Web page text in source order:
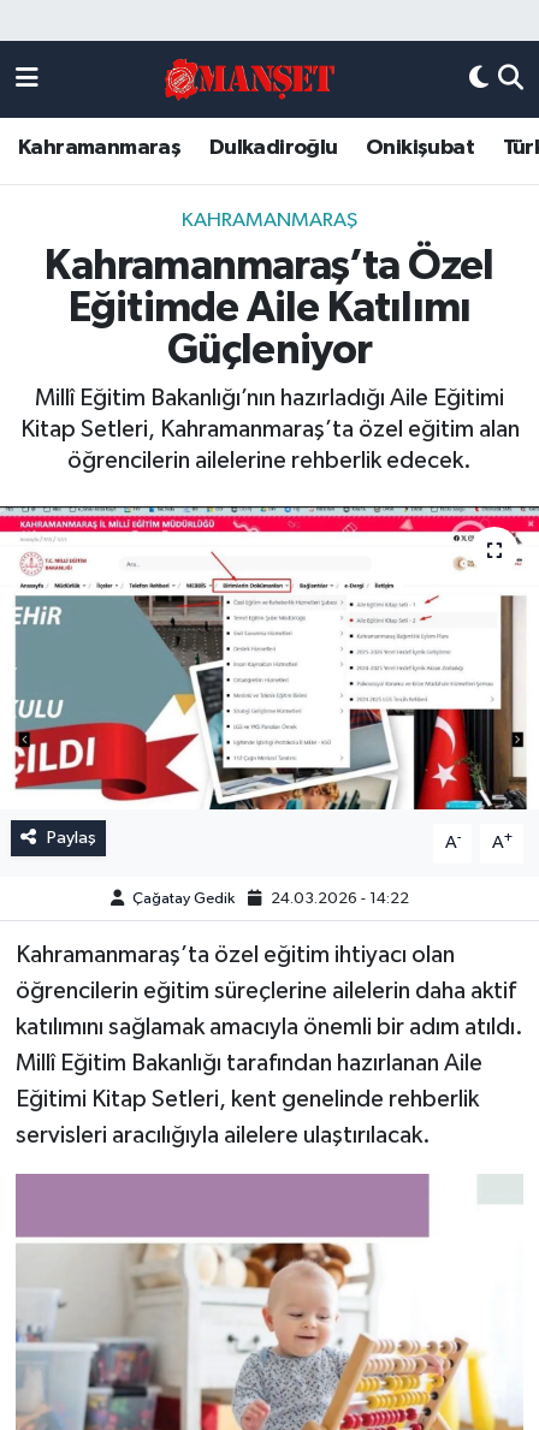
Kahramanmaraş Dulkadiroğlu Onikişubat
KAHRAMANMARAŞ
Kahramanmaraş’ta Özel
Eğitimde Aile Katılımı
Güçleniyor
Millî Eğitim Bakanlığı’nın hazırladığı Aile Eğitimi
Kitap Setleri, Kahramanmaraş’ta özel eğitim alan
öğrencilerin ailelerine rehberlik edecek.
Paylaş A- A+
Çağatay Gedik 24.03.2026 - 14:22
Kahramanmaraş’ta özel eğitim ihtiyacı olan
öğrencilerin eğitim süreçlerine ailelerin daha aktif
katılımını sağlamak amacıyla önemli bir adım atıldı.
Millî Eğitim Bakanlığı tarafından hazırlanan Aile
Eğitimi Kitap Setleri, kent genelinde rehberlik
servisleri aracılığıyla ailelere ulaştırılacak.
DULKADİROĞLU
KAHRAMANMARAŞ
ONİKİŞUBAT
ÖZEL HABER
Künye
Kahramanmaraş Nöbetçi Eczaneler
Kahramanmaraş Hava Durumu
Kahramanmaraş Trafik Yoğunluk Haritası
Süper Lig Puan Durumu ve Fikstür
Tüm Manşetler
Son Dakika Haberleri
Haber Arşivi